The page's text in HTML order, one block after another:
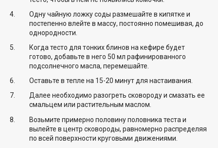
Одну чайную ложку соды размешайте в кипятке и
постепенно влейте в массу, постоянно помешивая, до
однородности.
Когда тесто для тонких блинов на кефире будет
готово, добавьте в него 50 мл рафинированного
подсолнечного масла, перемешайте.
Оставьте в тепле на 15-20 минут для настаивания.
Далее необходимо разогреть сковороду и смазать ее
смальцем или растительным маслом.
Возьмите примерно половину половника теста и
вылейте в центр сковороды, равномерно распределяя
по всей поверхности круговыми движениями.